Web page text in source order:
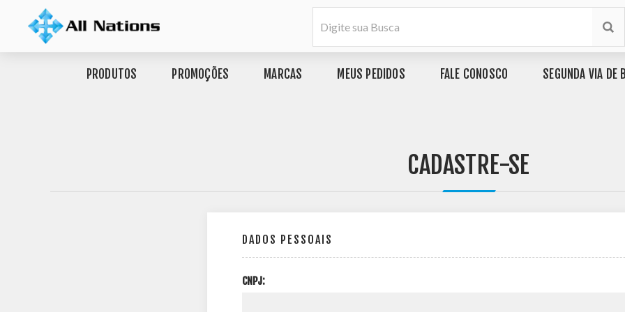
PRODUTOS PROMOÇÕES MARCAS MEUS PEDIDOS FALE CONOSCO SEGUNDA VIA DE
CADASTRE-SE
DADOS PESSOAIS
CNPJ: